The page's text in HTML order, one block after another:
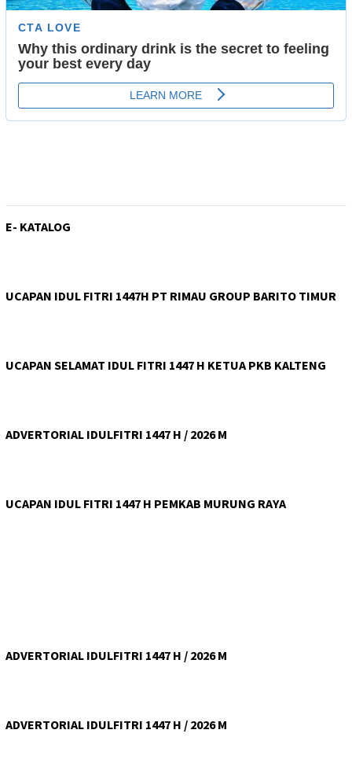
E- KATALOG
UCAPAN IDUL FITRI 1447H PT RIMAU GROUP BARITO TIMUR
UCAPAN SELAMAT IDUL FITRI 1447 H KETUA PKB KALTENG
ADVERTORIAL IDULFITRI 1447 H / 2026 M
UCAPAN IDUL FITRI 1447 H PEMKAB MURUNG RAYA
ADVERTORIAL IDULFITRI 1447 H / 2026 M
ADVERTORIAL IDULFITRI 1447 H / 2026 M